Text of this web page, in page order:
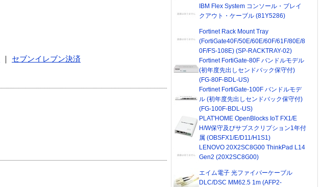
｜ セブンイレブン決済
IBM Flex System コンソール・ブレイ
クアウト・ケーブル (81Y5286)
Fortinet Rack Mount Tray
(FortiGate40F/50E/60E/60F/61F/80E/8
0F/FS-108E) (SP-RACKTRAY-02)
Fortinet FortiGate-80F バンドルモデル
(初年度先出しセンドバック保守付)
(FG-80F-BDL-US)
Fortinet FortiGate-100F バンドルモデ
ル (初年度先出しセンドバック保守付)
(FG-100F-BDL-US)
PLAT'HOME OpenBlocks IoT FX1/E
H/W保守及びサブスクリプション1年付
属 (OBSFX1/E/D11/H1S1)
LENOVO 20X2SC8G00 ThinkPad L14
Gen2 (20X2SC8G00)
エイム電子 光ファイバーケーブル
DLC/DSC MM62.5 1m (AFP2-